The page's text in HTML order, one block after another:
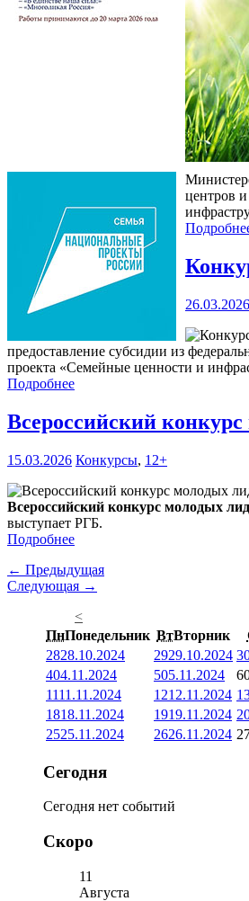
центров
26.03.2026
предоставление субсидии из
проекта «Семейные ценности и
Подробнее
Всероссийский
15.03.2026 Конкурсы, 12+
Всероссийский конкурс молодых
выступает РГБ.
Подробнее
← Предыдущая
Следующая →
<
ПнПонедельник ВтВторник
2828.10.2024 2929.10.2024
404.11.2024 505.11.2024 6
1111.11.2024 1212.11.2024
1818.11.2024 1919.11.2024
2525.11.2024 2626.11.2024
Сегодня
Сегодня нет событий
Скоро
11
Августа